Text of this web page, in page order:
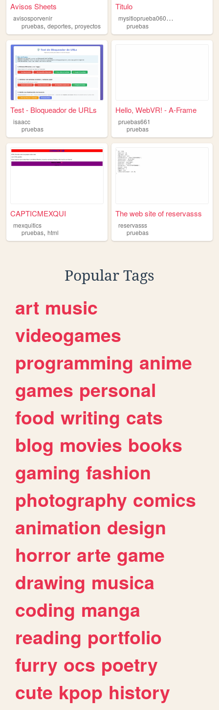
Avisos Sheets
avisosporvenir
pruebas, deportes, proyectos
Titulo
m
ysitioprueba060224
pruebas
Test - Bloqueador de URLs
isaacc
pruebas
Hello, WebVR! - A-Frame
pruebas661
pruebas
CAPTICMEXQUI
mexquitics
pruebas, html
The web site of reservasss
reservasss
pruebas
Popular Tags
art music
videogames
programming anime
games personal
food writing cats
blog movies books
gaming fashion
photography comics
animation design
horror arte game
drawing musica
coding manga
reading portfolio
furry ocs poetry
cute kpop history